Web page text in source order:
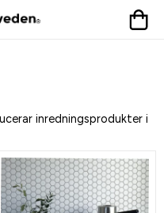
inredningsprodukter i